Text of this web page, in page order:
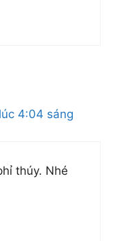
4:04 sáng
thúy. Nhé